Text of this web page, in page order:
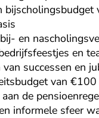
bijscholingsbudget
en
en
successen en
van €100
de
informele sfeer